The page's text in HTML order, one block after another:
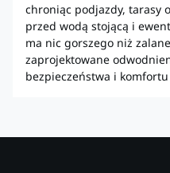
chroniąc podjazdy, tarasy
przed wodą stojącą i
ma nic gorszego niż
zaprojektowane
bezpieczeństwa i